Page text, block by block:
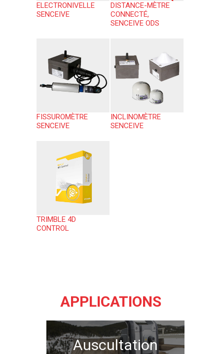
ELECTRONIVELLE
SENCEIVE
DISTANCE-MÈTRE
CONNECTÉ,
SENCEIVE ODS
FISSUROMÈTRE
SENCEIVE
INCLINOMÈTRE
SENCEIVE
TRIMBLE 4D
CONTROL
APPLICATIONS
Auscultation